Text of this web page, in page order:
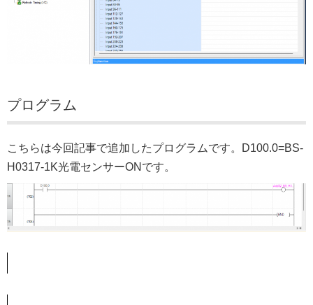
プログラム
こちらは今回記事で追加したプログラムです。D100.0=BS-
H0317-1K光電センサーONです。